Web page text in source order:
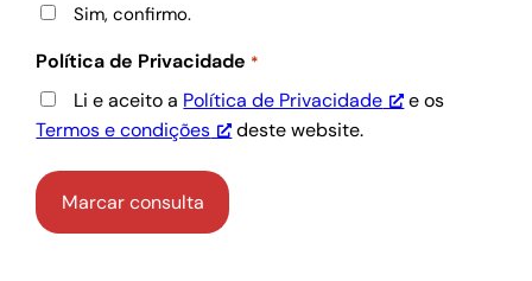
Sim, confirmo.
Política de Privacidade *
Li e aceito a Política de Privacidade
e os
Termos e condições
deste website.